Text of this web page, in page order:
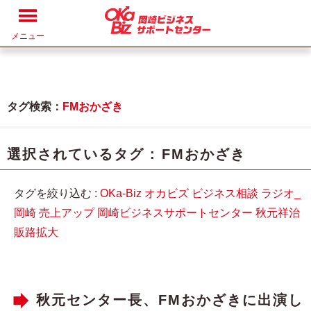
メニュー
タグ検索： FMおかざき
選択されているタグ : FMおかざき
タグを絞り込む : OKa-Biz オカビズ ビジネス相談 ラジオ_
岡崎 売上アップ 岡崎ビジネスサポートセンター 秋元祥治
販路拡大
秋元センター長、FMおかざきに出演し